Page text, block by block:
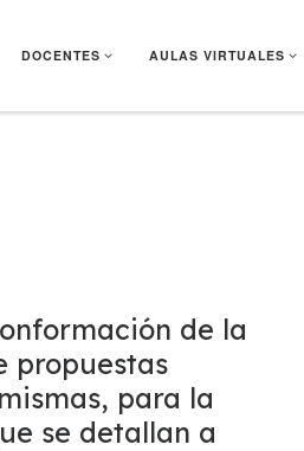
DOCENTES AULAS VIRTUALES
de la
propuestas
para la
se detallan a